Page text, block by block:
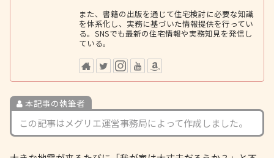
また、書籍の出版を通じて住宅検討に必要な知識
を体系化し、実務に基づいた情報提供を行ってい
る。SNSでも最新の住宅情報や実務知見を発信し
ている。
本記事の執筆者
この記事はメグリエ運営事務局によって作成しました。